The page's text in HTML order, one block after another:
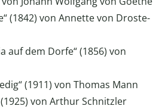
(1842) von Annette von Droste-
auf dem Dorfe“ (1856) von
(1911) von Thomas Mann
von Arthur Schnitzler